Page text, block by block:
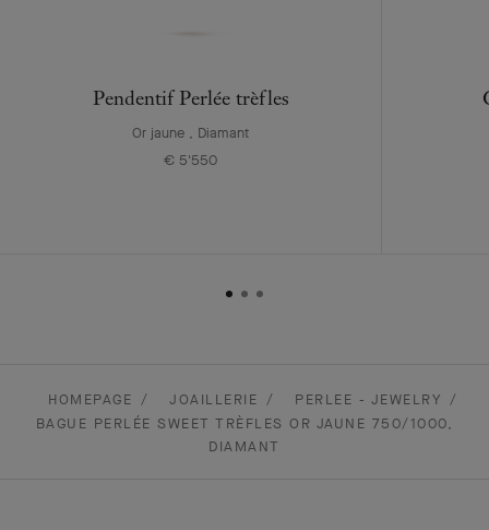
Pendentif Perlée trèfles
Or jaune , Diamant
€ 5'550
HOMEPAGE JOAILLERIE
PERLEE - JEWELRY
BAGUE PERLÉE SWEET TRÈFLES OR JAUNE 750/1000,
DIAMANT